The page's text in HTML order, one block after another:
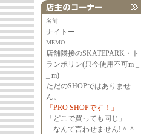
名前
ナイトー
MEMO
店舗隣接のSKATEPARK・ト
ランポリン(只今使用不可m _
_ m)
ただのSHOPではありませ
ん。
「PRO SHOPです！」
「どこで買っても同じ」
なんて言わせません!＾＾